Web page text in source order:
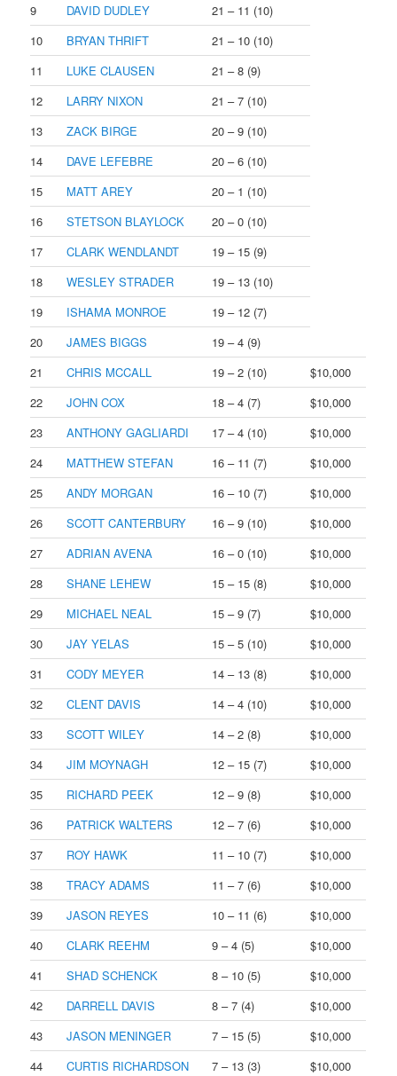
9 DAVID DUDLEY
21 – 11 (10)
10
BRYAN THRIFT
21 – 10 (10)
11
LUKE CLAUSEN
21 – 8 (9)
12
LARRY NIXON
21 – 7 (10)
13
ZACK BIRGE
20 – 9 (10)
14
DAVE LEFEBRE
20 – 6 (10)
15
MATT AREY
20 – 1 (10)
16
STETSON BLAYLOCK
20 – 0 (10)
17
CLARK WENDLANDT
19 – 15 (9)
18
WESLEY STRADER
19 – 13 (10)
19
ISHAMA MONROE
19 – 12 (7)
20
JAMES BIGGS
19 – 4 (9)
21
CHRIS MCCALL 19 – 2 (10)
$10,000
22
JOHN COX 18 – 4 (7)
$10,000
23
ANTHONY GAGLIARDI 17 – 4 (10)
$10,000
24
MATTHEW STEFAN 16 – 11 (7)
$10,000
25
ANDY MORGAN 16 – 10 (7)
$10,000
26
SCOTT CANTERBURY 16 – 9 (10)
$10,000
27
ADRIAN AVENA 16 – 0 (10)
$10,000
28
SHANE LEHEW 15 – 15 (8)
$10,000
29
MICHAEL NEAL 15 – 9 (7)
$10,000
30
JAY YELAS 15 – 5 (10)
$10,000
31
CODY MEYER 14 – 13 (8)
$10,000
32
CLENT DAVIS 14 – 4 (10)
$10,000
33
SCOTT WILEY 14 – 2 (8)
$10,000
34
JIM MOYNAGH 12 – 15 (7)
$10,000
35
RICHARD PEEK 12 – 9 (8)
$10,000
36
PATRICK WALTERS 12 – 7 (6)
$10,000
37
ROY HAWK 11 – 10 (7)
$10,000
38
TRACY ADAMS 11 – 7 (6)
$10,000
39
JASON REYES 10 – 11 (6)
$10,000
40
CLARK REEHM 9 – 4 (5)
$10,000
41
SHAD SCHENCK 8 – 10 (5)
$10,000
42
DARRELL DAVIS 8 – 7 (4)
$10,000
43
JASON MENINGER 7 – 15 (5)
$10,000
44
CURTIS RICHARDSON 7 – 13 (3)
$10,000